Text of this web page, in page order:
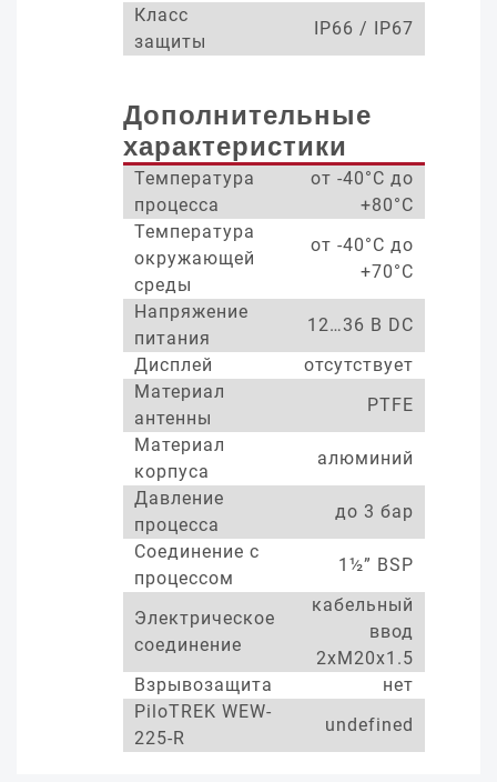
Класс
защиты
IP66 / IP67
Дополнительные
характеристики
Температура
процесса
от -40°С до
+80°С
Температура
окружающей
среды
от -40°С до
+70°С
Напряжение
питания
12…36 В DC
Дисплей
отсутствует
Материал
антенны
PTFE
Материал
корпуса
алюминий
Давление
процесса
до 3 бар
Соединение с
процессом
1½” BSP
Электрическое
соединение
кабельный
ввод
2xM20x1.5
Взрывозащита
нет
PiloTREK WEW-
225-R
undefined